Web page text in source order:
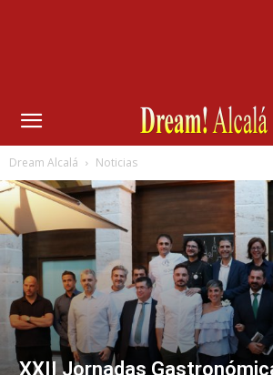
Dream Alcalá Noticias
XXII Jornadas